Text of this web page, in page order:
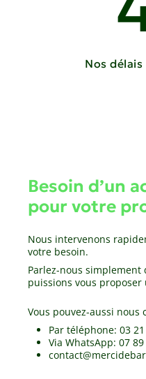
Nos
Besoin d’un
pour votre
Nous intervenons
votre besoin.
Parlez-nous
puissions vous
Vous pouvez-aussi nous
Par téléphone: 03
Via WhatsApp: 07